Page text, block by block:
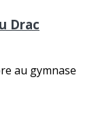
Drac
au gymnase